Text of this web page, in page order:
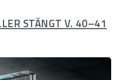
STÄNGT V. 40–41